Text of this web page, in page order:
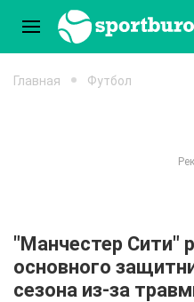
Главная Футбол
"Манчестер Сити"
основного
сезона из-за